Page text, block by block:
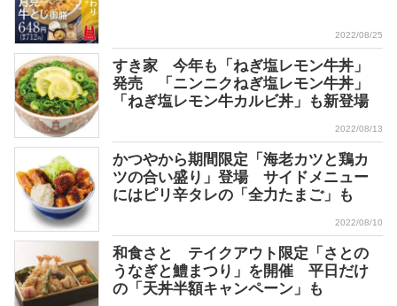
2022/08/25
すき家 今年も「ねぎ塩レモン牛丼」
発売 「ニンニクねぎ塩レモン牛丼」
「ねぎ塩レモン牛カルビ丼」も新登場
2022/08/13
かつやから期間限定「海老カツと鶏カ
ツの合い盛り」登場 サイドメニュー
にはピリ辛タレの「全力たまご」も
2022/08/10
和食さと テイクアウト限定「さとの
うなぎと鱧まつり」を開催 平日だけ
の「天丼半額キャンペーン」も